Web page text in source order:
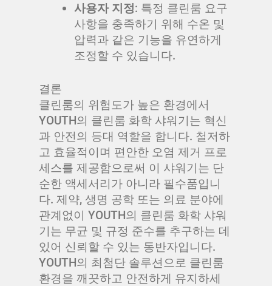
사용자 지정: 특정 클린룸 요구
사항을 충족하기 위해 수온 및
압력과 같은 기능을 유연하게
조정할 수 있습니다.
결론
클린룸의 위험도가 높은 환경에서
YOUTH의 클린룸 화학 샤워기는 혁신
과 안전의 등대 역할을 합니다. 철저하
고 효율적이며 편안한 오염 제거 프로
세스를 제공함으로써 이 샤워기는 단
순한 액세서리가 아니라 필수품입니
다. 제약, 생명 공학 또는 의료 분야에
관계없이 YOUTH의 클린룸 화학 샤워
기는 무균 및 규정 준수를 추구하는 데
있어 신뢰할 수 있는 동반자입니다.
YOUTH의 최첨단 솔루션으로 클린룸
환경을 깨끗하고 안전하게 유지하세